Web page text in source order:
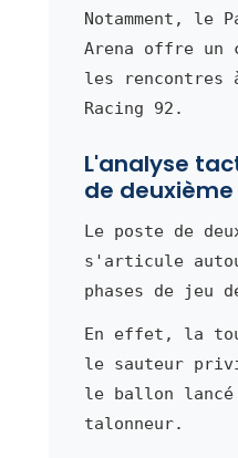
Notamment, le
Arena offre un
les rencontres
Racing 92.
L'analyse
de
Le poste de
s'articule
phases de jeu
En effet, la
le sauteur
le ballon
talonneur.